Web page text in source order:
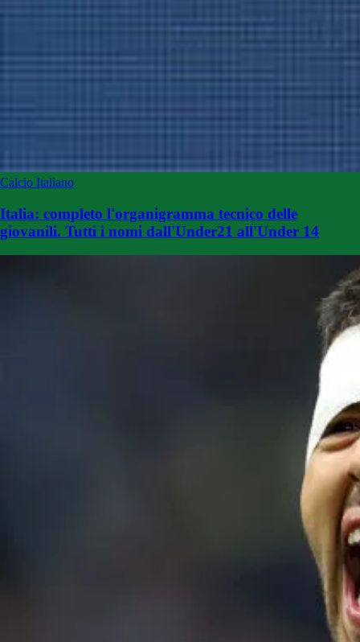
Calcio Italiano
Italia: completo l'organigramma tecnico delle
giovanili. Tutti i nomi dall'Under21 all'Under 14